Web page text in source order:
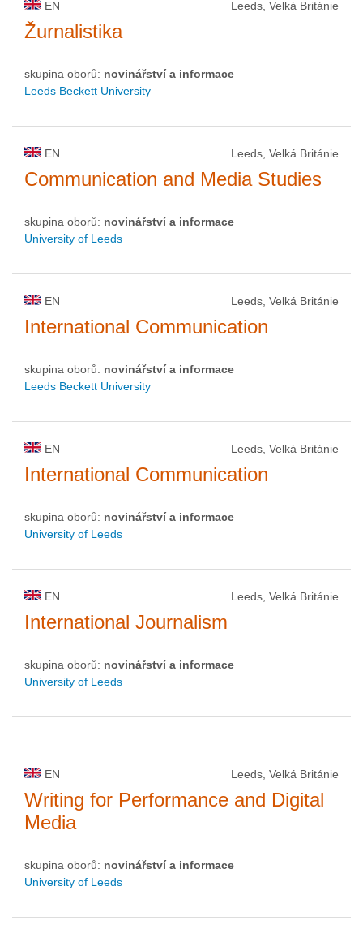
EN Leeds, Velká Británie
Žurnalistika
skupina oborů: novinářství a informace
Leeds Beckett University
EN Leeds, Velká Británie
Communication and Media Studies
skupina oborů: novinářství a informace
University of Leeds
EN Leeds, Velká Británie
International Communication
skupina oborů: novinářství a informace
Leeds Beckett University
EN Leeds, Velká Británie
International Communication
skupina oborů: novinářství a informace
University of Leeds
EN Leeds, Velká Británie
International Journalism
skupina oborů: novinářství a informace
University of Leeds
EN Leeds, Velká Británie
Writing for Performance and Digital
Media
skupina oborů: novinářství a informace
University of Leeds